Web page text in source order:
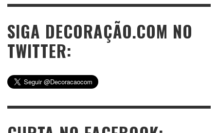
SIGA DECORAÇÃO.COM NO
TWITTER: